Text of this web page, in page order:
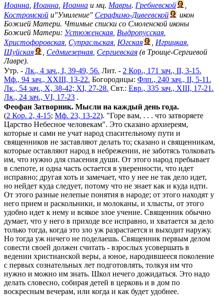
Иоанна Иоанна Иоанна и мц. Мавры. Гребневской
Костромской и"Умиление" Серафимо-Дивеевской
икон
Божией Матери. Чтимые списки со Смоленской иконы
Божией Матери: Устюженская Выдропусская
Христофоровская Супрасльская Югская Игрицкая
Шуйская
Седмиезерная Сергиевская (в Троице-Сергиевой
Лавре).
Утр. - Лк., 4 зач., I, 39-49, 56. Лит. - 2 Кор., 171 зач., II, 3-15.
Мф., 94 зач., XXIII, 13-22. Богородицы: Флп., 240 зач., II, 5-11.
Лк., 54 зач., X, 38-42; XI, 27-28. Свт.: Евр., 335 зач., XIII, 17-21.
Лк., 24 зач., VI, 17-23 .
Феофан Затворник. Мысли на каждый день года.
(2 Кор. 2, 4-15; Мф. 23, 13-22). "Горе вам, . . . что затворяете
Царство Небесное человекам". Это сказано архиереям,
которые и сами не учат народ спасительному пути и
священников не заставляют делать то; сказано и священникам,
которые оставляют народ в небрежении, не заботясь толковать
им, что нужно для спасения души. От этого народ пребывает
в слепоте, и одна часть остается в уверенности, что идет
исправно; другая хоть и замечает, что у нее не так дело идет,
но нейдет куда следует, потому что не знает как и куда идти.
От этого разные нелепые понятия в народе; от этого находят у
него прием и раскольники, и молоканы, и хлысты, от этого
удобно идет к нему и всякое злое учение. Священник обычно
думает, что у него в приходе все исправно, и хватается за дело
только тогда, когда это зло уж разрастается и выходит наружу.
Но тогда уж ничего не поделаешь. Священник первым делом
совести своей должен считать - взрослых усовершать в
ведении христианской веры, а юное, народившееся поколение
с первых сознательных лет подготовлять, толкуя им что
нужно и можно им знать. Школ нечего дожидаться. Это надо
делать словесно, собирая детей в церковь и в дом по
воскресным вечерам, или когда и как будет удобнее.